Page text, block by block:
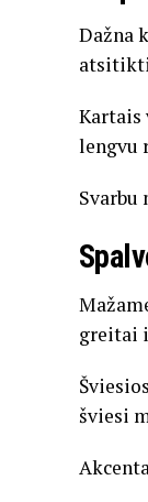
Dažna
Kartais
lengvu
greitai
šviesi